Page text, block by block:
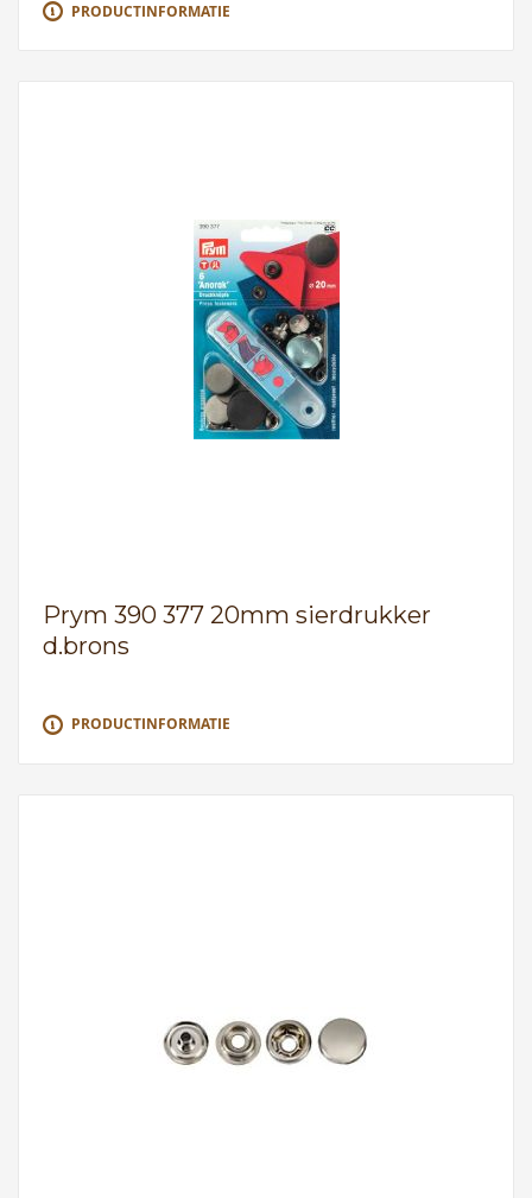
PRODUCTINFORMATIE
Prym 390 377 20mm sierdrukker
d.brons
PRODUCTINFORMATIE